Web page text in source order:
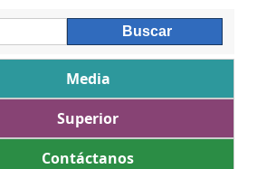
Media
Superior
Contáctanos